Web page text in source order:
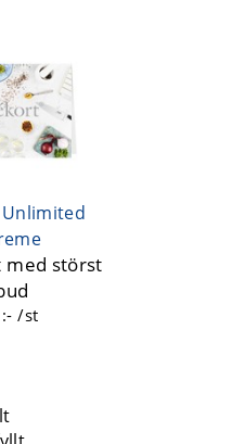
med störst
/st